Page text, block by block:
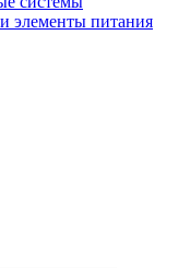
элементы питания